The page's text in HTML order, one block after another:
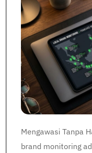
Mengawasi Tanpa
brand monitoring